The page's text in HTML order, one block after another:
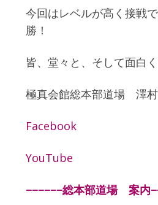
今回はレベルが高く接戦
勝！
皆、堂々と、そして面白
極真会館総本部道場 澤
Facebook
YouTube
−−−−−−総本部道場 案内